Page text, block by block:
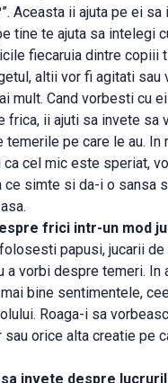
Aceasta ii ajuta pe ei
tine te ajuta sa intelegi
fiecaruia dintre copiii
altii vor fi agitati sau
mult. Cand vorbesti cu
frica, ii ajuti sa invete sa
temerile pe care le au. In
ca cel mic este speriat,
ce simte si da-i o sansa
frici intr-un mod
papusi, jucarii
a vorbi despre temeri.
bine sentimentele,
Roaga-i sa
orice alta creatie pe
invete despre